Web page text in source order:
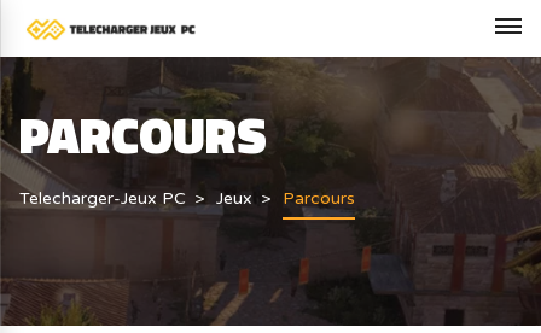
PARCOURS
Telecharger-Jeux PC Jeux Parcours